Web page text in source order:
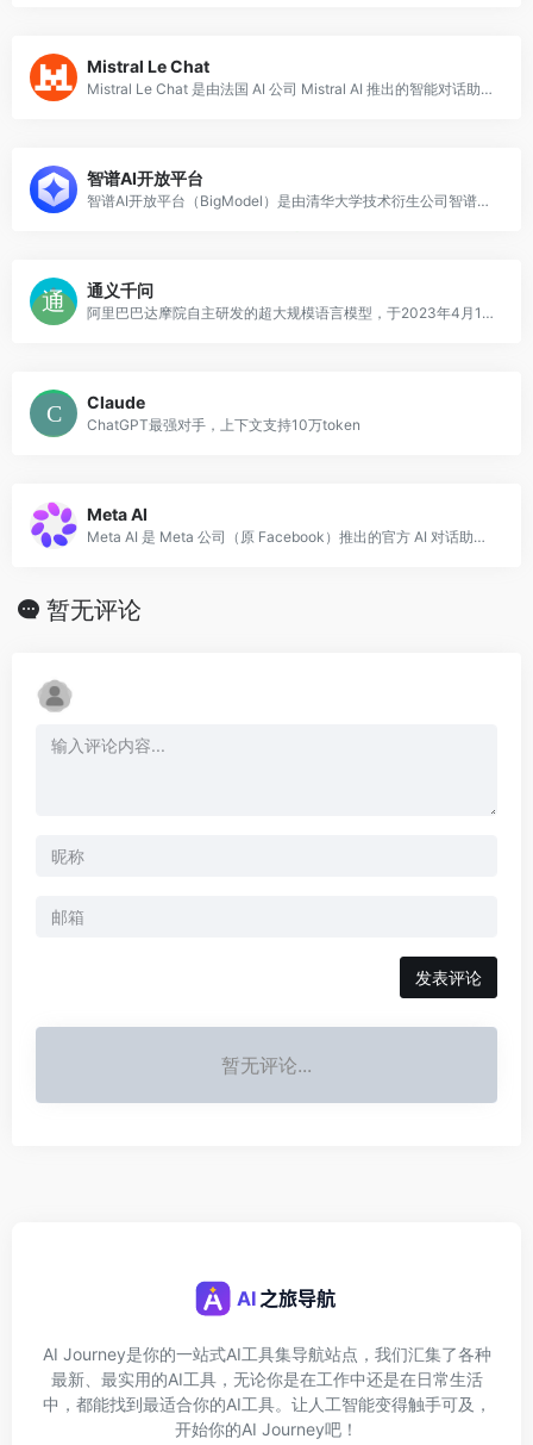
Mistral Le Chat
Mistral Le Chat 是由法国 AI 公司 Mistral AI 推出的智能对话助手，基于其自研的高性能大语言模型构建。
智谱AI开放平台
智谱AI开放平台（BigModel）是由清华大学技术衍生公司智谱AI推出的国产大语言模型开放服务平台，核心产品为 GLM（General Language Mo
通义千问
阿里巴巴达摩院自主研发的超大规模语言模型，于2023年4月11日发布
Claude
ChatGPT最强对手，上下文支持10万token
Meta AI
Meta AI 是 Meta 公司（原 Facebook）推出的官方 AI 对话助手，基于其开源大语言模型 Llama 系列构建。
暂无评论
发表评论
暂无评论...
AI Journey是你的一站式AI工具集导航站点，我们汇集了各种
最新、最实用的AI工具，无论你是在工作中还是在日常生活
中，都能找到最适合你的AI工具。让人工智能变得触手可及，
开始你的AI Journey吧！